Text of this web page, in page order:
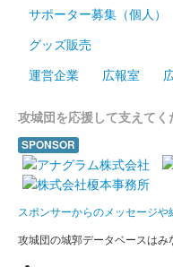
沼田城跡 御城印
沼田城跡 御城
販売終了
沼田城址 御城
サポーター募集（個人）
グッズ販売
運営企業
広報室
攻城団を応援して支えてく
SPONSOR
スポンサーからのメッセージや
攻城団の城郭データベースはみ